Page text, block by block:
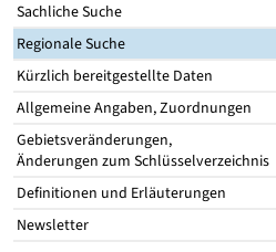
Sachliche Suche
Regionale Suche
Kürzlich bereitgestellte Daten
Allgemeine Angaben, Zuordnungen
Gebietsveränderungen,
Änderungen zum Schlüsselverzeichnis
Definitionen und Erläuterungen
Newsletter